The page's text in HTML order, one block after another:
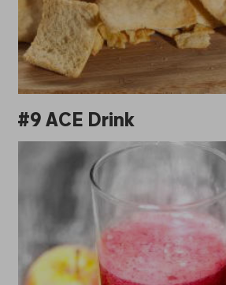
#9 ACE Drink